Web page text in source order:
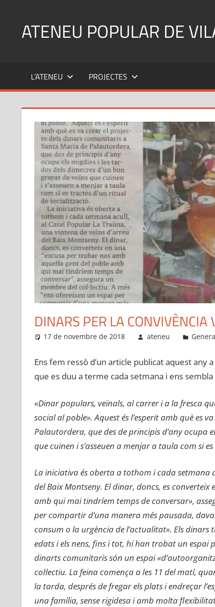
contentATENEU POPULAR DE
L’ATENEU PROJECTES
DINARS PER LA CONVIVÈNCIA
17 de novembre de 2018 ateneu
Ens fem ressò d’un article publicat aquest any a
que es duu a terme cada setmana i ens
«Dinar populars, veïnals, al carrer i a la fresca
social al poble». Aquest és l’esperit amb què es
Palautordera, que des de principis d’any ocupa
que cuinen i s’asseuen a menjar a taula com si
La iniciativa és oberta a tothom i cada setmana
del Baix Montseny. El dinar, doncs, es
amb qui mai tindríem temps de conversar»,
per compartir d’una manera més pausada,
consum o la urgència de l’actualitat». Els
edats i els nens, fins i tot, hi han trobat un espai
dinarts comunitaris són un espai
col·lectiu. La feina comença a les 11 del matí,
la tarda, després de fregar els plats i endreçar
una família, sense rigidesa i amb molta